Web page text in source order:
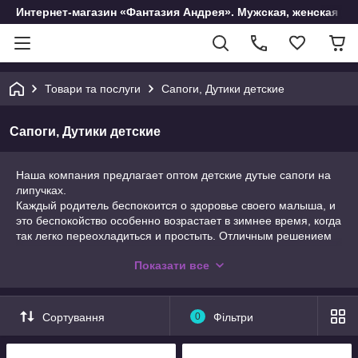
Интернет-магазин «Фантазия Андрея». Мужская, женская и
Товари та послуги Сапоги, Дутики детские
Сапоги, Дутики детские
Наша компания предлагает оптом детские дутые сапоги на
липучках.
Каждый родитель беспокоится о здоровье своего малыша, и
это беспокойство особенно возрастает в зимнее время, когда
так легко переохладиться и простыть. Отличным решением
Дутые зимние непромокаемые сапоги
синтетического непромокаемого материала, с теплой
на рифленой нескользкой подошве обеспечат тепло и
Показати все
Сортування 0 Фільтри